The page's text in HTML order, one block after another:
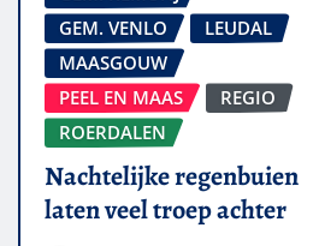
GEM. VENLO
LEUDAL
MAASGOUW
PEEL EN MAAS
REGIO
ROERDALEN
Nachtelijke regenbuien
laten veel troep achter